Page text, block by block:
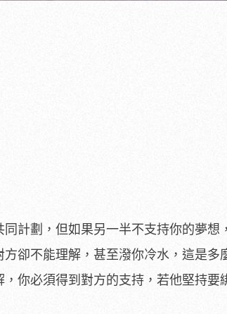
計劃，但如果另一半不支持你的夢想
卻不能理解，甚至潑你冷水，這是多
你必須得到對方的支持，若他堅持要